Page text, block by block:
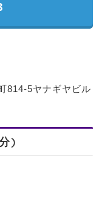
814-5ヤナギヤビル
)